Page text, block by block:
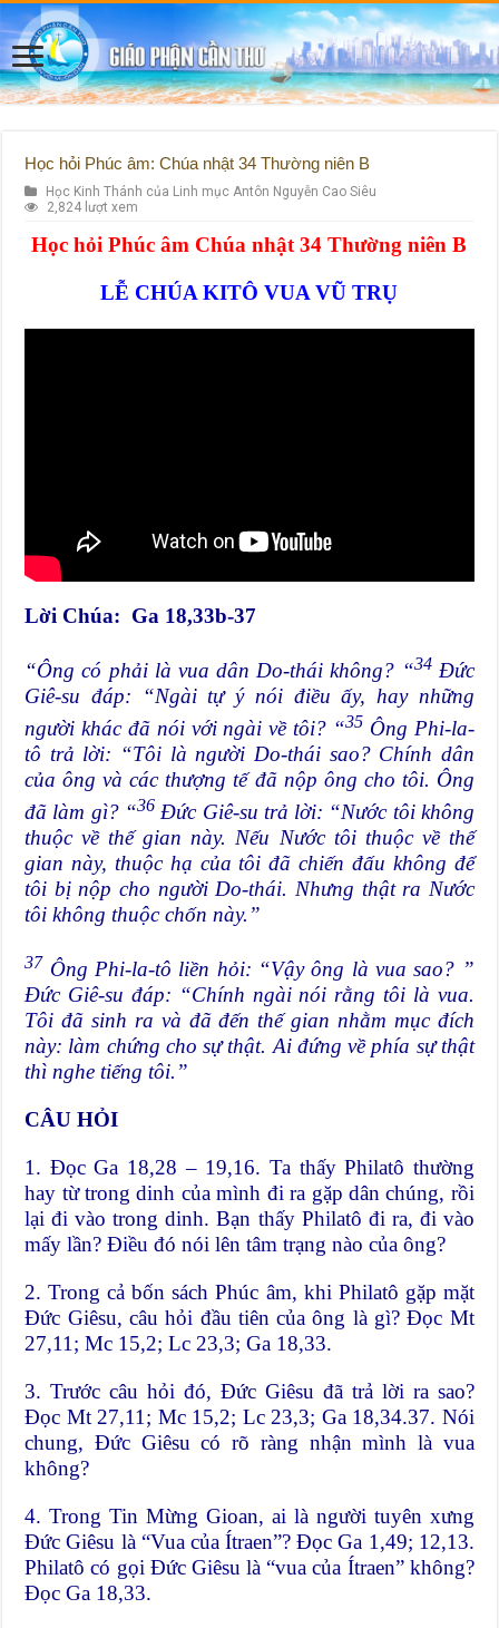
Học hỏi Phúc âm: Chúa nhật 34 Thường niên B
Học Kinh Thánh của Linh mục Antôn Nguyễn Cao Siêu
2,824 lượt xem
Học hỏi Phúc âm Chúa nhật 34 Thường niên B
LỄ CHÚA KITÔ VUA VŨ TRỤ
Lời Chúa: Ga 18,33b-37
“Ông có phải là vua dân Do-thái không? “34Đức
Giê-su đáp: “Ngài tự ý nói điều ấy, hay những
người khác đã nói với ngài về tôi? “35 Ông Phi-la-
tô trả lời: “Tôi là người Do-thái sao? Chính dân
của ông và các thượng tế đã nộp ông cho tôi. Ông
đã làm gì? “36 Đức Giê-su trả lời: “Nước tôi không
thuộc về thế gian này. Nếu Nước tôi thuộc về thế
gian này, thuộc hạ của tôi đã chiến đấu không để
tôi bị nộp cho người Do-thái. Nhưng thật ra Nước
tôi không thuộc chốn này.”
37 Ông Phi-la-tô liền hỏi: “Vậy ông là vua sao? ”
Đức Giê-su đáp: “Chính ngài nói rằng tôi là vua.
Tôi đã sinh ra và đã đến thế gian nhằm mục đích
này: làm chứng cho sự thật. Ai đứng về phía sự thật
thì nghe tiếng tôi.”
CÂU HỎI
1. Đọc Ga 18,28 – 19,16. Ta thấy Philatô thường
hay từ trong dinh của mình đi ra gặp dân chúng, rồi
lại đi vào trong dinh. Bạn thấy Philatô đi ra, đi vào
mấy lần? Điều đó nói lên tâm trạng nào của ông?
2. Trong cả bốn sách Phúc âm, khi Philatô gặp mặt
Đức Giêsu, câu hỏi đầu tiên của ông là gì? Đọc Mt
27,11; Mc 15,2; Lc 23,3; Ga 18,33.
3. Trước câu hỏi đó, Đức Giêsu đã trả lời ra sao?
Đọc Mt 27,11; Mc 15,2; Lc 23,3; Ga 18,34.37. Nói
chung, Đức Giêsu có rõ ràng nhận mình là vua
không?
4. Trong Tin Mừng Gioan, ai là người tuyên xưng
Đức Giêsu là “Vua của Ítraen”? Đọc Ga 1,49; 12,13.
Philatô có gọi Đức Giêsu là “vua của Ítraen” không?
Đọc Ga 18,33.